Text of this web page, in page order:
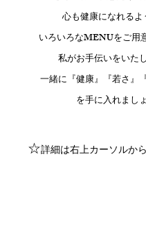
心も健康になれるよ
いろいろなMENUをご用
私がお手伝いをいた
一緒に 『健康』『若さ』
を手に入れまし
☆詳細は右上カーソルか